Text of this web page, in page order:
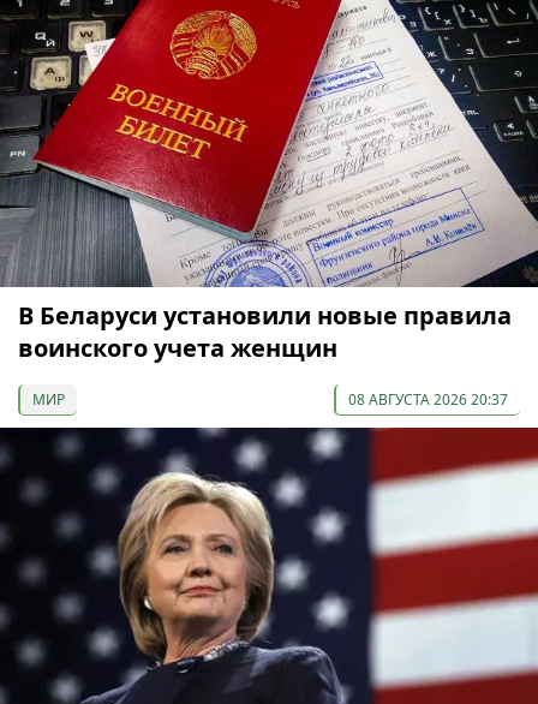
В Беларуси установили новые правила
воинского учета женщин
МИР 08 АВГУСТА 2026 20:37